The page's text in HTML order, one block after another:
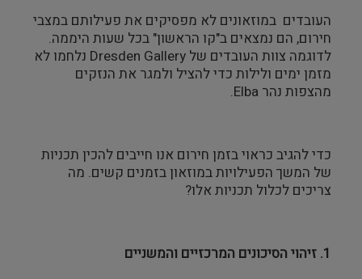
העובדים במוזאונים לא מפסיקים את פעילותם במצבי
חירום, הם נמצאים ב"קו הראשון" בכל שעות היממה.
לדוגמה צוות העובדים של Dresden Gallery נלחמו לא
מזמן ימים ולילות כדי להציל ולמגר את הנזקים
מהצפות נהר Elba.
כדי להגיב כראוי בזמן חירום אנו חייבים להכין תכניות
של המשך הפעילויות במוזאון בזמנים קשים. מה
צריכים לכלול תכניות אלו?
1. זיהוי הסיכונים המרכזיים והמשניים